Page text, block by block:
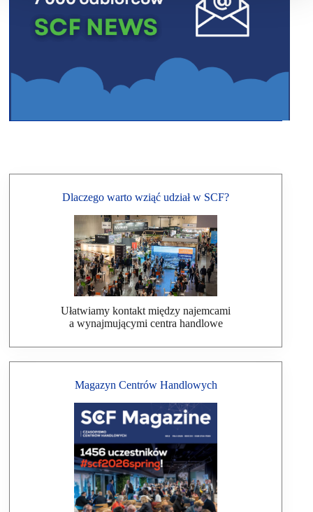
Dlaczego warto wziąć udział w SCF?
Ułatwiamy kontakt między najemcami
a wynajmującymi centra handlowe
Magazyn Centrów Handlowych